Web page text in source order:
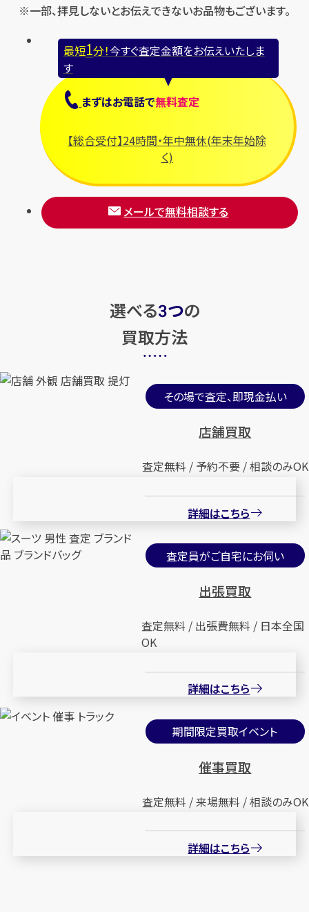
※一部、拝見しないとお伝えできないお品物もございます。
最短1分！今すぐ査定金額をお伝えいたしま
す
まずはお電話で無料査定
【総合受付】24時間・年中無休(年末年始除
く)
メールで無料相談する
選べる3つの
買取方法
その場で査定、即現金払い
店舗買取
査定無料 / 予約不要 / 相談のみOK
詳細はこちら
査定員がご自宅にお伺い
出張買取
査定無料 / 出張費無料 / 日本全国
OK
詳細はこちら
期間限定買取イベント
催事買取
査定無料 / 来場無料 / 相談のみOK
詳細はこちら